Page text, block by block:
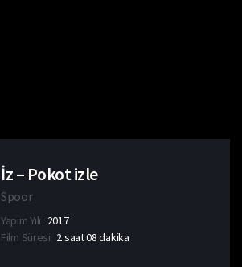
İz – Pokot izle
Spoor
Yapım Yılı 2017
Film Süresi 2 saat 08 dakika